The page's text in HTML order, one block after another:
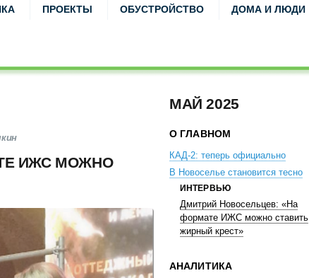
ПРОЕКТЫ ОБУСТРОЙСТВО ДОМА И ЛЮДИ
ИЖС МОЖНО
МАЙ 2025
О ГЛАВНОМ
КАД-2: теперь официально
В Новоселье становится тесно
ИНТЕРВЬЮ
Дмитрий Новосельцев: «На
формате ИЖС можно ставить
жирный крест»
АНАЛИТИКА